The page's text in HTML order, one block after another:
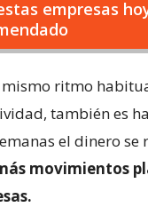
empresas
mismo ritmo
también es
el dinero se
movimientos